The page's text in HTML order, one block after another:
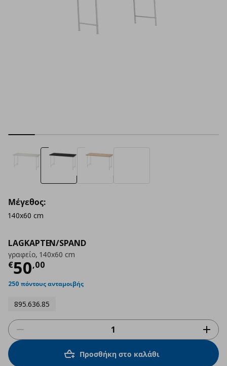
LAGKAPTEN/SPAND
γραφείο, 140x60 cm
€50,00
Τρέχουσα τιμή
250 πόντους ανταμοιβής
895.636.85
Μέγεθος:
140x60 cm
Προσθήκη στο καλάθι